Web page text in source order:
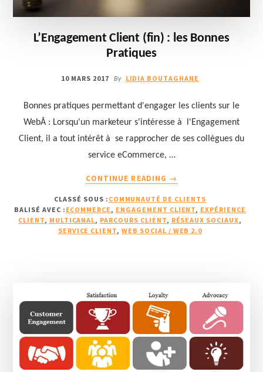
L’Engagement Client (fin) : les Bonnes
Pratiques
10 MARS 2017 By LIDIA BOUTAGHANE
Bonnes pratiques permettant d'engager les clients sur le
WebÂ : Lorsqu'un marketeur s'intéresse à l'Engagement
Client, il a tout intérêt à se rapprocher de ses collègues du
service eCommerce, …
CONTINUE READING
CLIENT
(FIN)
:
→
CLASSÉ SOUS : COMMUNAUTÉ DE CLIENTS
BALISÉ AVEC : ECOMMERCE , ENGAGEMENT CLIENT, EXPÉRIENCE
CLIENT, MULTICANAL, PARCOURS CLIENT, RÉSEAUX SOCIAUX,
SERVICE CLIENT,WEB SOCIAL / WEB 2.0